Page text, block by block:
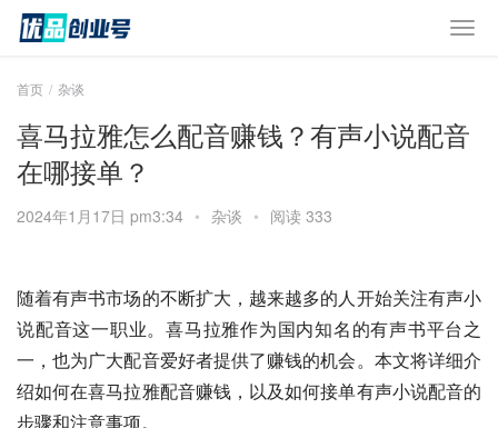
首页 杂谈
喜马拉雅怎么配音赚钱？有声小说配音
在哪接单？
2024年1月17日 pm3:34 • 杂谈 • 阅读 333
随着有声书市场的不断扩大，越来越多的人开始关注有声小
说配音这一职业。喜马拉雅作为国内知名的有声书平台之
一，也为广大配音爱好者提供了赚钱的机会。本文将详细介
绍如何在喜马拉雅配音赚钱，以及如何接单有声小说配音的
步骤和注意事项。